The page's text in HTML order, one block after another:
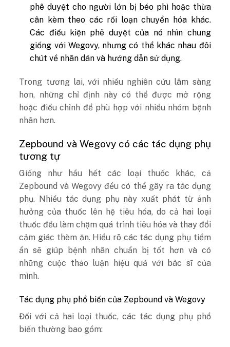
phê duyệt cho người lớn bị béo phì hoặc thừa
cân kèm theo các rối loạn chuyển hóa khác.
Các điều kiện phê duyệt của nó nhìn chung
giống với Wegovy, nhưng có thể khác nhau đôi
chút về nhãn dán và hướng dẫn sử dụng.
Trong tương lai, với nhiều nghiên cứu lâm sàng
hơn, những chỉ định này có thể được mở rộng
hoặc điều chỉnh để phù hợp với nhiều nhóm bệnh
nhân hơn.
Zepbound và Wegovy có các tác dụng phụ
tương tự
Giống như hầu hết các loại thuốc khác, cả
Zepbound và Wegovy đều có thể gây ra tác dụng
phụ. Nhiều tác dụng phụ này xuất phát từ ảnh
hưởng của thuốc lên hệ tiêu hóa, do cả hai loại
thuốc đều làm chậm quá trình tiêu hóa và thay đổi
cảm giác thèm ăn. Hiểu rõ các tác dụng phụ tiềm
ẩn sẽ giúp bệnh nhân chuẩn bị tốt hơn và có
những cuộc thảo luận hiệu quả với bác sĩ của
mình.
Tác dụng phụ phổ biến của Zepbound và Wegovy
Đối với cả hai loại thuốc, các tác dụng phụ phổ
biến thường bao gồm: